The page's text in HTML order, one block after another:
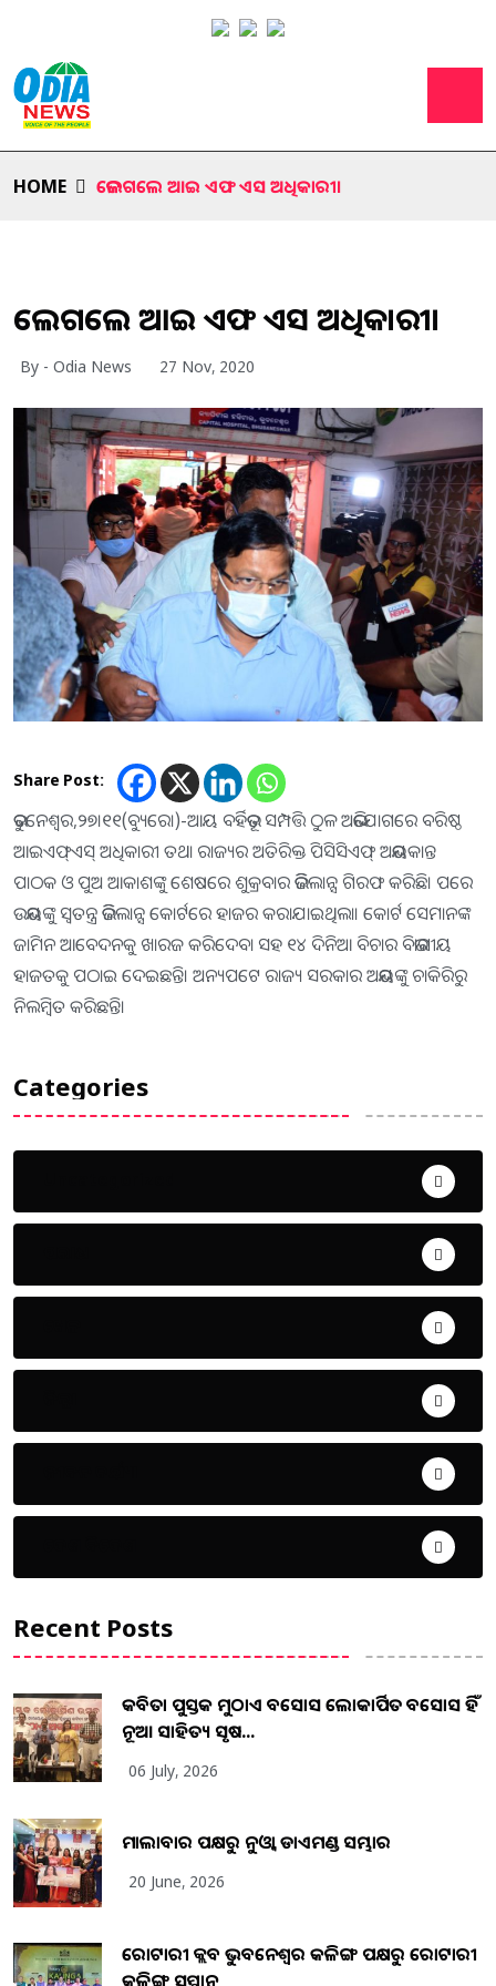
HOME ଜେଲଗଲେ ଆଇ ଏଫ ଏସ ଅଧିକାରୀ।
ଜେଲଗଲେ ଆଇ ଏଫ ଏସ ଅଧିକାରୀ।
By - Odia News 27 Nov, 2020
Share Post:
ଭୁବନେଶ୍ୱର,୨୭।୧୧(ବ୍ୟୁରୋ)-ଆୟ ବର୍ହିଭୂତ ସମ୍ପତ୍ତି ଠୁଳ ଅଭିଯୋଗରେ ବରିଷ୍ଠ
ଆଇଏଫ୍‌ଏସ୍‌ ଅଧିକାରୀ ତଥା ରାଜ୍ୟର ଅତିରିକ୍ତ ପିସିସିଏଫ୍‌ ଅଭୟକାନ୍ତ
ପାଠକ ଓ ପୁଅ ଆକାଶଙ୍କୁ ଶେଷରେ ଶୁକ୍ରବାର ଭିଜିଲାନ୍ସ ଗିରଫ କରିଛି। ପରେ
ଉଭୟଙ୍କୁ ସ୍ବତନ୍ତ୍ର ଭିଜିଲାନ୍ସ କୋର୍ଟରେ ହାଜର କରାଯାଇଥିଲା। କୋର୍ଟ ସେମାନଙ୍କ
ଜାମିନ ଆବେଦନକୁ ଖାରଜ କରିଦେବା ସହ ୧୪ ଦିନିଆ ବିଚାର ବିଭାଗୀୟ
ହାଜତକୁ ପଠାଇ ଦେଇଛନ୍ତି। ଅନ୍ୟପଟେ ରାଜ୍ୟ ସରକାର ଅଭୟଙ୍କୁ ଚାକିରିରୁ
ନିଲମ୍ବିତ କରିଛନ୍ତି।
Categories
Recent Posts
କବିତା ପୁସ୍ତକ ମୁଠାଏ ଅବସୋସ ଲୋକାର୍ପିତ ଅବସୋସ ହିଁ
ନୂଆ ସାହିତ୍ୟ ସୃଷ...
06 July, 2026
ମାଲାବାର ପକ୍ଷରୁ ନୁଓ୍ବା ଡାଏମଣ୍ଡ ସମ୍ଭାର
20 June, 2026
ରୋଟାରୀ କ୍ଲବ ଭୁବନେଶ୍ୱର କଳିଙ୍ଗ ପକ୍ଷରୁ ରୋଟାରୀ
କଳିଙ୍ଗ ସମ୍ମାନ